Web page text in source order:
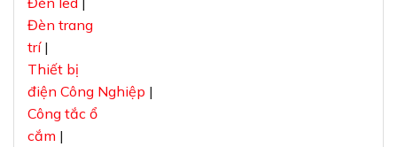
Đèn trang
trí|
Thiết bị
điện Công Nghiệp |
Công tắc ổ
cắm |